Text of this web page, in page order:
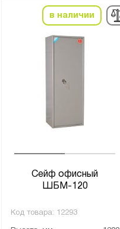
в наличии
Сейф офисный
ШБМ-120
Код товара: 12293